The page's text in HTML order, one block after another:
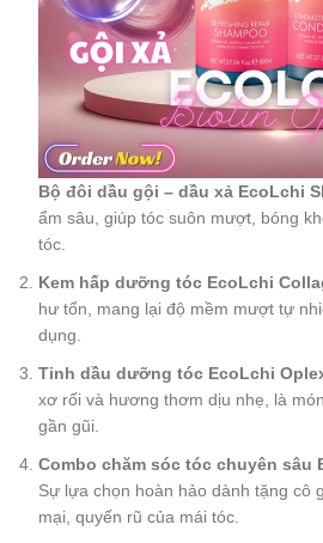
Bộ đôi dầu gội – dầu xả EcoLchi
ẩm sâu, giúp tóc suôn mượt, bóng
tóc.
Kem hấp dưỡng tóc EcoLchi
hư tổn, mang lại độ mềm mượt tự
dụng.
Tinh dầu dưỡng tóc EcoLchi
xơ rối và hương thơm dịu nhẹ, là
gần gũi.
Combo chăm sóc tóc chuyên sâu
Sự lựa chọn hoàn hảo dành tặng cô
mại, quyến rũ của mái tóc.